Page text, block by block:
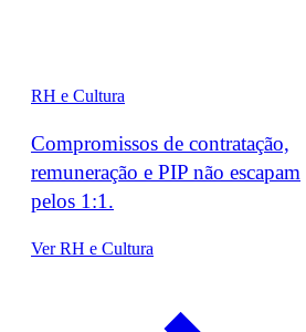
RH e Cultura
Compromissos de contratação,
remuneração e PIP não escapam
pelos 1:1.
Ver RH e Cultura